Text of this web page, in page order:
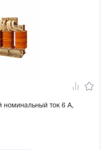
номинальный ток 6 А,